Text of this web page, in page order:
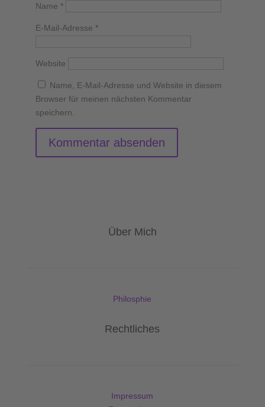
Name *
E-Mail-Adresse *
Website
Name, E-Mail-Adresse und Website in diesem
Browser für meinen nächsten Kommentar
speichern.
Über Mich
Philosphie
Rechtliches
Impressum